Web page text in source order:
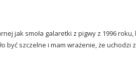
jak smoła galaretki z pigwy z 1996
być szczelne i mam wrażenie, że uchodzi